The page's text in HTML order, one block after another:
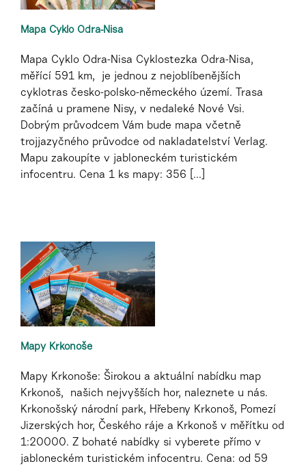
Mapa Cyklo Odra-Nisa
Mapa Cyklo Odra-Nisa Cyklostezka Odra-Nisa,
měřící 591 km, je jednou z nejoblíbenějších
cyklotras česko-polsko-německého území. Trasa
začíná u pramene Nisy, v nedaleké Nové Vsi.
Dobrým průvodcem Vám bude mapa včetně
trojjazyčného průvodce od nakladatelství Verlag.
Mapu zakoupíte v jabloneckém turistickém
infocentru. Cena 1 ks mapy: 356 [...]
Mapy Krkonoše
Mapy Krkonoše: Širokou a aktuální nabídku map
Krkonoš, našich nejvyšších hor, naleznete u nás.
Krkonošský národní park, Hřebeny Krkonoš, Pomezí
Jizerských hor, Českého ráje a Krkonoš v měřítku od
1:20000. Z bohaté nabídky si vyberete přímo v
jabloneckém turistickém infocentru. Cena: od 59